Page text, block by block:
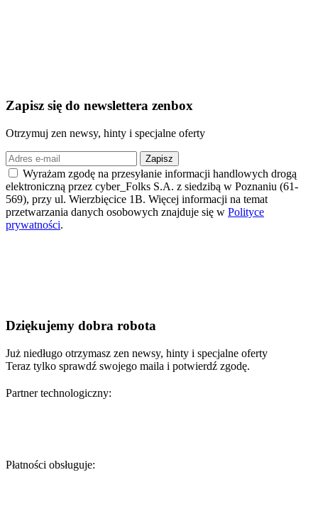
Zapisz się do newslettera zenbox
Otrzymuj zen newsy, hinty i specjalne oferty
Zapisz
Wyrażam zgodę na przesyłanie informacji handlowych drogą
elektroniczną przez cyber_Folks S.A. z siedzibą w Poznaniu (61-
569), przy ul. Wierzbięcice 1B. Więcej informacji na temat
przetwarzania danych osobowych znajduje się w Polityce
prywatności.
Dziękujemy dobra robota
Już niedługo otrzymasz zen newsy, hinty i specjalne oferty
Teraz tylko sprawdź swojego maila i potwierdź zgodę.
Partner technologiczny:
Płatności obsługuje: